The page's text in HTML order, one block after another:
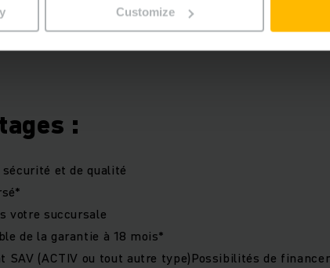
Customize
:
et de qualité
votre succursale
de la garantie à 18 mois*
SAV (ACTIV ou tout autre type)Possibilités de